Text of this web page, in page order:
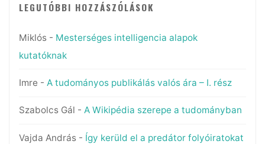
LEGUTÓBBI HOZZÁSZÓLÁSOK
Miklós- Mesterséges intelligencia alapok
kutatóknak
Imre - A tudományos publikálás valós ára – I. rész
Szabolcs Gál - A Wikipédia szerepe a tudományban
Vajda András- Így kerüld el a predátor folyóiratokat